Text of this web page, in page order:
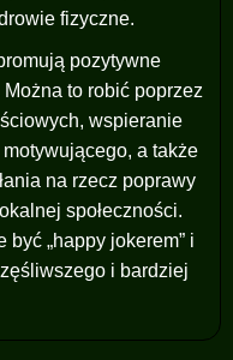
fizyczne.
pozytywne
to robić poprzez
wspieranie
a także
na rzecz poprawy
społeczności.
być „happy jokerem” i
i bardziej